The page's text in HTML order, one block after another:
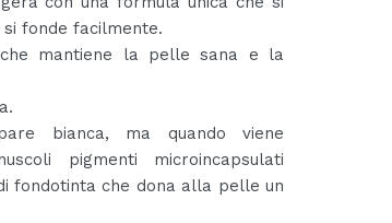
fonde facilmente.
mantiene la pelle sana e la
bianca, ma quando viene
pigmenti microincapsulati
fondotinta che dona alla pelle un